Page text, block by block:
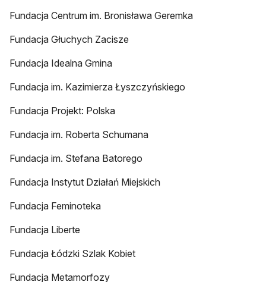
Fundacja Centrum im. Bronisława Geremka
Fundacja Głuchych Zacisze
Fundacja Idealna Gmina
Fundacja im. Kazimierza Łyszczyńskiego
Fundacja Projekt: Polska
Fundacja im. Roberta Schumana
Fundacja im. Stefana Batorego
Fundacja Instytut Działań Miejskich
Fundacja Feminoteka
Fundacja Liberte
Fundacja Łódzki Szlak Kobiet
Fundacja Metamorfozy